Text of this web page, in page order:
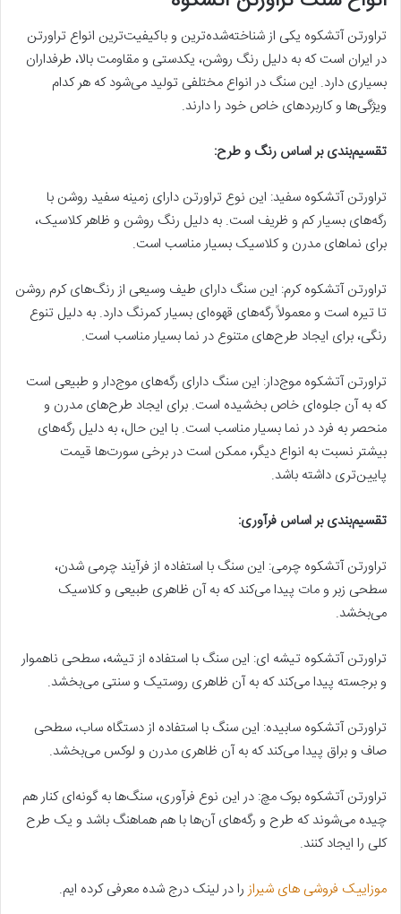
تراورتن آتشکوه یکی از شناخته‌شده‌ترین و باکیفیت‌ترین انواع تراورتن
در ایران است که به دلیل رنگ روشن، یکدستی و مقاومت بالا، طرفداران
بسیاری دارد. این سنگ در انواع مختلفی تولید می‌شود که هر کدام
ویژگی‌ها و کاربردهای خاص خود را دارند.
تقسیم‌بندی بر اساس رنگ و طرح:
تراورتن آتشکوه سفید: این نوع تراورتن دارای زمینه سفید روشن با
رگه‌های بسیار کم و ظریف است. به دلیل رنگ روشن و ظاهر کلاسیک،
برای نماهای مدرن و کلاسیک بسیار مناسب است.
تراورتن آتشکوه کرم: این سنگ دارای طیف وسیعی از رنگ‌های کرم روشن
تا تیره است و معمولاً رگه‌های قهوه‌ای بسیار کمرنگ دارد. به دلیل تنوع
رنگی، برای ایجاد طرح‌های متنوع در نما بسیار مناسب است.
تراورتن آتشکوه موج‌دار: این سنگ دارای رگه‌های موج‌دار و طبیعی است
که به آن جلوه‌ای خاص بخشیده است. برای ایجاد طرح‌های مدرن و
منحصر به فرد در نما بسیار مناسب است. با این حال، به دلیل رگه‌های
بیشتر نسبت به انواع دیگر، ممکن است در برخی سورت‌ها قیمت
پایین‌تری داشته باشد.
تقسیم‌بندی بر اساس فرآوری:
تراورتن آتشکوه چرمی: این سنگ با استفاده از فرآیند چرمی شدن،
سطحی زبر و مات پیدا می‌کند که به آن ظاهری طبیعی و کلاسیک
می‌بخشد.
تراورتن آتشکوه تیشه ای: این سنگ با استفاده از تیشه، سطحی ناهموار
و برجسته پیدا می‌کند که به آن ظاهری روستیک و سنتی می‌بخشد.
تراورتن آتشکوه سابیده: این سنگ با استفاده از دستگاه ساب، سطحی
صاف و براق پیدا می‌کند که به آن ظاهری مدرن و لوکس می‌بخشد.
تراورتن آتشکوه بوک مچ: در این نوع فرآوری، سنگ‌ها به گونه‌ای کنار هم
چیده می‌شوند که طرح و رگه‌های آن‌ها با هم هماهنگ باشد و یک طرح
کلی را ایجاد کنند.
موزاییک فروشی های شیرازرا در لینک درج شده معرفی کرده ایم.